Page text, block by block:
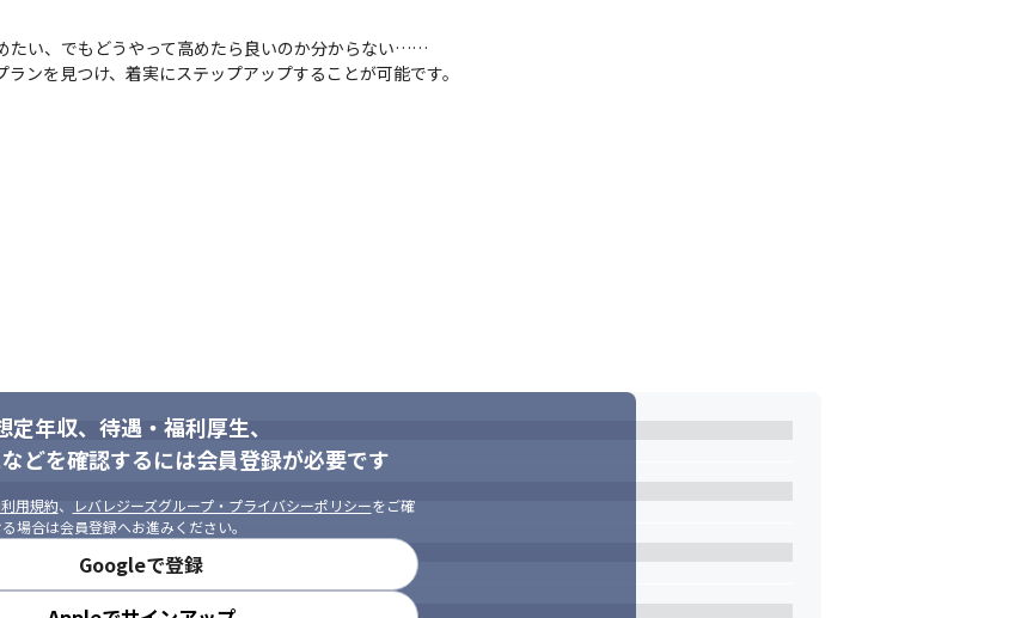
たい、でもどうやって高めたら良いのか分からない……
ンを見つけ、着実にステップアップすることが可能です。
定年収、待遇・福利厚生、
どを確認するには会員登録が必要です
用規約、 レバレジーズグループ・プライバシーポリシーをご確
場合は会員登録へお進みください。
Googleで登録